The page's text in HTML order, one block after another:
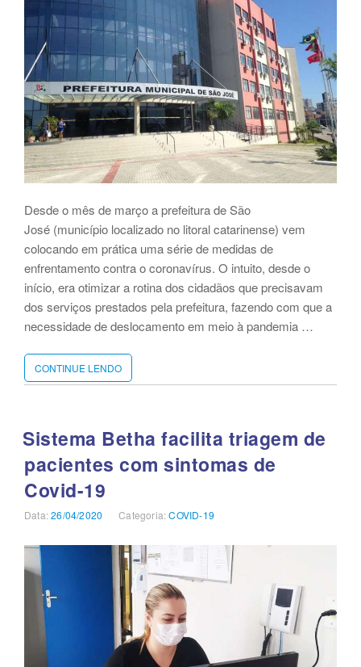
Desde o mês de março a prefeitura de São
José (município localizado no litoral catarinense) vem
colocando em prática uma série de medidas de
enfrentamento contra o coronavírus. O intuito, desde o
início, era otimizar a rotina dos cidadãos que precisavam
dos serviços prestados pela prefeitura, fazendo com que a
necessidade de deslocamento em meio à pandemia …
CONTINUE LENDO
DE
EMITE
NOTAS
FISCAIS
AVULSAS
COMO
DE
ENFRENTAMENTO
CONTRA
O
CORONAVÍRUS”
Sistema Betha facilita triagem de
pacientes com sintomas de
Covid-19
Data:Publicado
26/04/2020 Categoria:Categorias
COVID-19